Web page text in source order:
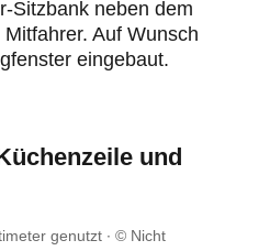
Sitzbank neben dem
Auf Wunsch
eingebaut.
und
genutzt
© Nicht